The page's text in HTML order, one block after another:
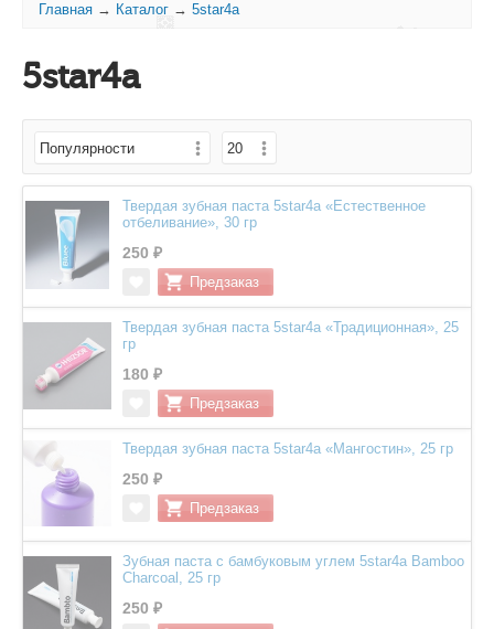
Главная → Каталог → 5star4a
5star4a
Твердая зубная паста 5star4a «Естественное
отбеливание», 30 гр
250 ₽
Твердая зубная паста 5star4a «Традиционная», 25
гр
180 ₽
Твердая зубная паста 5star4a «Мангостин», 25 гр
250 ₽
Зубная паста с бамбуковым углем 5star4a Bamboo
Charcoal, 25 гр
250 ₽